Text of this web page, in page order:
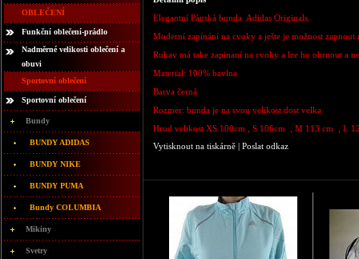
OBLEČENÍ
Funkční oblečení-prádlo
Nadměrné velikosti oblečení a
obuvi
Sportovní oblečení
Sportovní oblečení
Bundy
BUNDY ADIDAS
BUNDY NIKE
BUNDY PUMA
Bundy COLUMBIA
Mikiny
Svetry
Elegantní Pánská bunda Adidas Originals.
Moderní zapínání na cvoky a ješte je možnost zapnout
Rukav má take zapinaní na cvoky a lze ho ohrnout a
Material: 100% bavlna
Barva černá
Rozmer: bunda je na svou velikost dost velka
Hrud velikost XS 100cm , S 106cm , M 113 cm , L
Vytisknout na tiskárně | Poslat odkaz